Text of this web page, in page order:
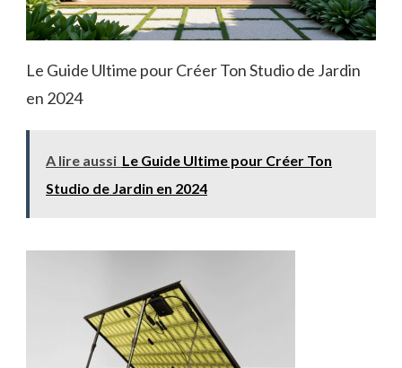
Le Guide Ultime pour Créer Ton Studio de Jardin
en 2024
A lire aussi Le Guide Ultime pour Créer Ton
Studio de Jardin en 2024